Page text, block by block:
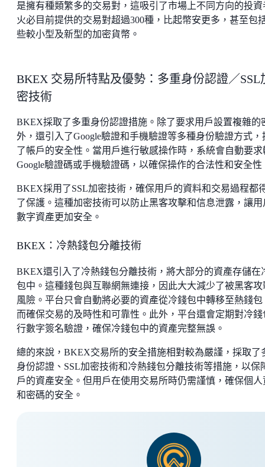
是擁有種類繁多的交易對，這吸引了市場上不同方向的投資
火必目前提供的交易對超過300種，比起幣安更多，甚至包
些較小型及新型的加密貨幣。
BKEX 交易所特點及優勢：多重身份認證／SSL
密技術
BKEX採取了多重身份認證措施。除了要求用戶設置複雜的
外，還引入了Google驗證和手機驗證等多種身份驗證方式，
了帳戶的安全性。當用戶進行敏感操作時，系統會自動要求
Google驗證碼或手機驗證碼，以確保操作的合法性和安全性
BKEX採用了SSL加密技術，確保用戶的資料和交易過程都
了保護。這種加密技術可以防止黑客攻擊和信息泄露，讓用
數字資產更加安全。
BKEX：冷熱錢包分離技術
BKEX還引入了冷熱錢包分離技術，將大部分的資產存儲在
包中。這種錢包與互聯網無連接，因此大大減少了被黑客攻
風險。平台只會自動將必要的資產從冷錢包中轉移至熱錢包
而確保交易的及時性和可靠性。此外，平台還會定期對冷錢
行數字簽名驗證，確保冷錢包中的資產完整無誤。
總的來說，BKEX交易所的安全措施相對較為嚴謹，採取了
身份認證、SSL加密技術和冷熱錢包分離技術等措施，以保
戶的資產安全。但用戶在使用交易所時仍需謹慎，確保個人
和密碼的安全。